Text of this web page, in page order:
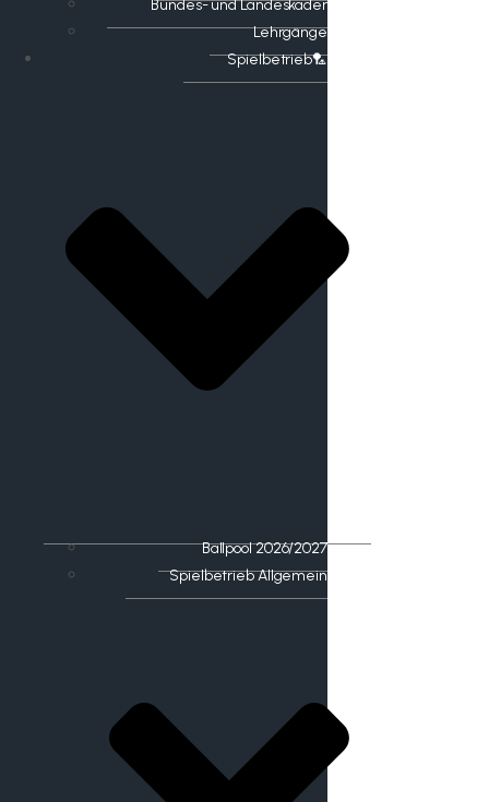
Bundes- und Landeskader
Lehrgänge
Spielbetrieb🏸
Ballpool 2026/2027
Spielbetrieb Allgemein